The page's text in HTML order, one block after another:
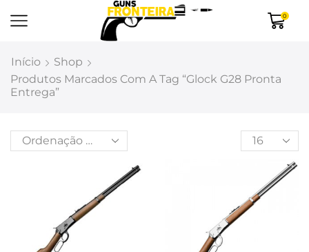
0
Início
Shop
Produtos Marcados Com A Tag “glock G28 Pronta
Entrega”